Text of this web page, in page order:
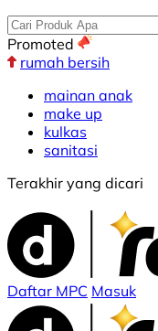
Promoted
rumah bersih
mainan anak
make up
kulkas
sanitasi
Terakhir yang dicari
Daftar MPC Masuk